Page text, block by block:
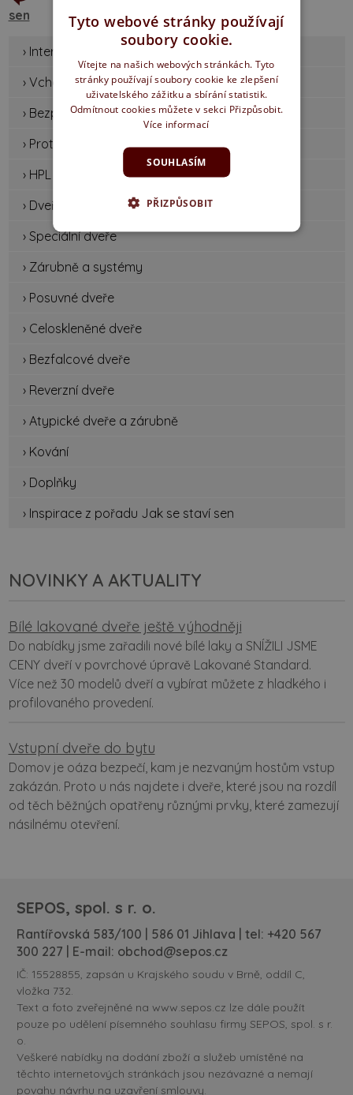
sen
› Interiérové dveře
› Vchodové dveře
› Bezpečnostní dveře
› Protipožární dveře
› HPL dveře
› Dveře s matným povrchem
› Speciální dveře
› Zárubně a systémy
› Posuvné dveře
› Celoskleněné dveře
› Bezfalcové dveře
› Reverzní dveře
› Atypické dveře a zárubně
› Kování
› Doplňky
› Inspirace z pořadu Jak se staví sen
NOVINKY A AKTUALITY
Bílé lakované dveře ještě výhodněji
Do nabídky jsme zařadili nové bílé laky a SNÍŽILI JSME
CENY dveří v povrchové úpravě Lakované Standard.
Více než 30 modelů dveří a vybírat můžete z hladkého i
profilovaného provedení.
Vstupní dveře do bytu
Domov je oáza bezpečí, kam je nezvaným hostům vstup
zakázán. Proto u nás najdete i dveře, které jsou na rozdíl
od těch běžných opatřeny různými prvky, které zamezují
násilnému otevření.
SEPOS, spol. s r. o.
Rantířovská 583/100 | 586 01 Jihlava | tel: +420 567
300 227 | E-mail: obchod@sepos.cz
IČ: 15528855, zapsán u Krajského soudu v Brně, oddíl C,
vložka 732.
Text a foto zveřejněné na www.sepos.cz lze dále použít
pouze po udělení písemného souhlasu firmy SEPOS, spol. s r.
o.
Veškeré nabídky na dodání zboží a služeb umístěné na
těchto internetových stránkách jsou nezávazné a nemají
povahu návrhu na uzavření smlouvy.
Tyto webové stránky používají
soubory cookie.
Vítejte na našich webových stránkách. Tyto
stránky používají soubory cookie ke zlepšení
uživatelského zážitku a sbírání statistik.
Odmítnout cookies můžete v sekci Přizpůsobit.
Více informací
SOUHLASÍM
PŘIZPŮSOBIT